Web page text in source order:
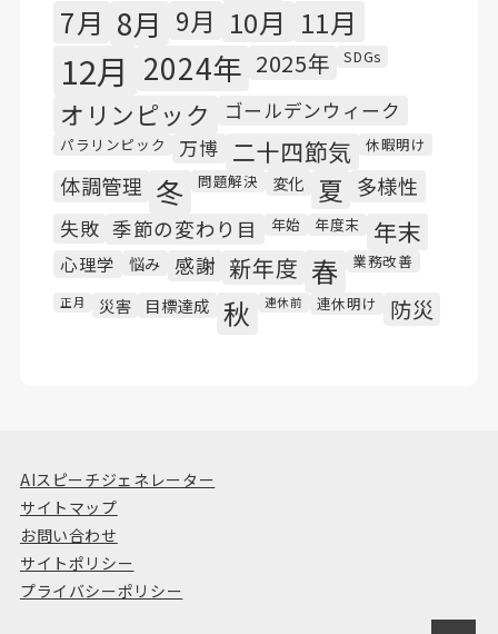
7月 8月 9月 10月 11月
12月 2024年 2025年 SDGs
オリンピック ゴールデンウィーク
パラリンピック 万博 二十四節気 休暇明け
体調管理 冬 問題解決 変化 夏 多様性
失敗 季節の変わり目 年始 年度末 年末
心理学 悩み 感謝 新年度 春 業務改善
正月 災害 目標達成 秋 連休前 連休明け 防災
AIスピーチジェネレーター
サイトマップ
お問い合わせ
サイトポリシー
プライバシーポリシー